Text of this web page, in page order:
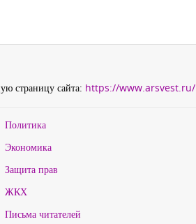
страницу сайта: https://www.arsvest.ru/
Политика
Экономика
Защита прав
ЖКХ
Письма читателей